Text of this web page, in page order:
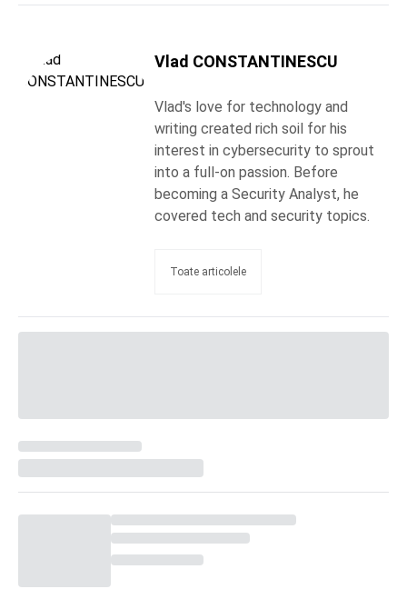
Vlad CONSTANTINESCU
Vlad's love for technology and
writing created rich soil for his
interest in cybersecurity to sprout
into a full-on passion. Before
becoming a Security Analyst, he
covered tech and security topics.
Toate articolele